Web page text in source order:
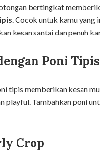
bertingkat
. Cocok untuk kamu yang
kesan santai dan penuh
Poni Tipis
tipis memberikan kesan
playful. Tambahkan poni
Crop